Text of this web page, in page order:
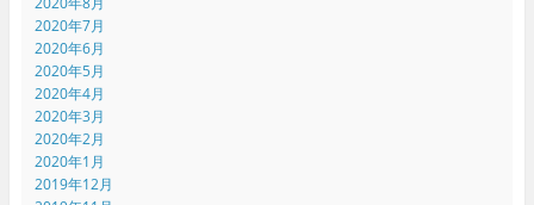
2020年7月
2020年6月
2020年5月
2020年4月
2020年3月
2020年2月
2020年1月
2019年12月